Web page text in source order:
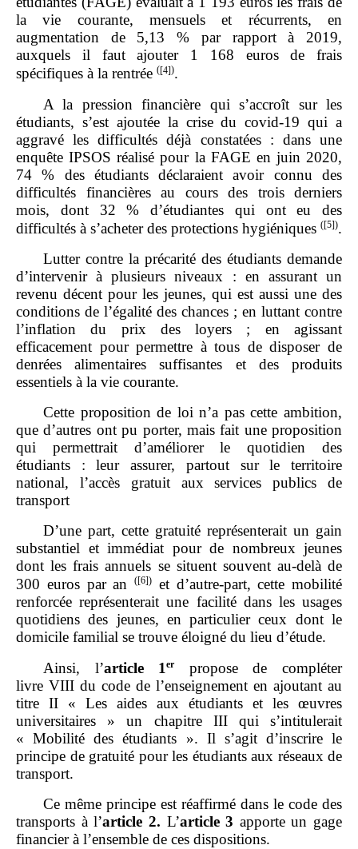
la vie courante, mensuels et récurrents, en
augmentation de 5,13 % par rapport à 2019,
auxquels il faut ajouter 1 168 euros de frais
spécifiques à la rentrée ([4]).
A la pression financière qui s’accroît sur les
étudiants, s’est ajoutée la crise du covid‑19 qui a
aggravé les difficultés déjà constatées : dans une
enquête IPSOS réalisé pour la FAGE en juin 2020,
74 % des étudiants déclaraient avoir connu des
difficultés financières au cours des trois derniers
mois, dont 32 % d’étudiantes qui ont eu des
difficultés à s’acheter des protections hygiéniques ([5]).
Lutter contre la précarité des étudiants demande
d’intervenir à plusieurs niveaux : en assurant un
revenu décent pour les jeunes, qui est aussi une des
conditions de l’égalité des chances ; en luttant contre
l’inflation du prix des loyers ; en agissant
efficacement pour permettre à tous de disposer de
denrées alimentaires suffisantes et des produits
essentiels à la vie courante.
Cette proposition de loi n’a pas cette ambition,
que d’autres ont pu porter, mais fait une proposition
qui permettrait d’améliorer le quotidien des
étudiants : leur assurer, partout sur le territoire
national, l’accès gratuit aux services publics de
transport
D’une part, cette gratuité représenterait un gain
substantiel et immédiat pour de nombreux jeunes
dont les frais annuels se situent souvent au‑delà de
300 euros par an
([6])
et d’autre‑part, cette mobilité
renforcée représenterait une facilité dans les usages
quotidiens des jeunes, en particulier ceux dont le
domicile familial se trouve éloigné du lieu d’étude.
Ainsi, l’article 1er
propose de compléter
livre VIII du code de l’enseignement en ajoutant au
titre II « Les aides aux étudiants et les œuvres
universitaires » un chapitre III qui s’intitulerait
« Mobilité des étudiants ». Il s’agit d’inscrire le
principe de gratuité pour les étudiants aux réseaux de
transport.
Ce même principe est réaffirmé dans le code des
transports à l’article 2. L’article 3 apporte un gage
financier à l’ensemble de ces dispositions.